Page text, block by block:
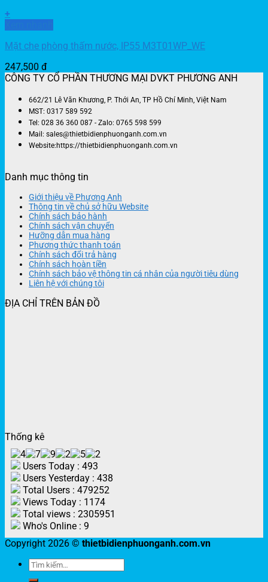
+
Mặt che phòng thấm nước, IP55 M3T01WP_WE
247,500 đ
CÔNG TY CỔ PHẦN THƯƠNG MẠI DVKT PHƯƠNG ANH
662/21 Lê Văn Khương, P. Thới An, TP Hồ Chí Minh, Việt Nam
MST: 0317 589 592
Tel: 028 36 360 087 - Zalo: 0765 598 599
Mail: sales@thietbidienphuonganh.com.vn
Website:https://thietbidienphuonganh.com.vn
Danh mục thông tin
Giới thiệu về Phương Anh
Thông tin về chủ sở hữu Website
Chính sách bảo hành
Chính sách vận chuyển
Hưỡng dẫn mua hàng
Phương thức thanh toán
Chính sách đổi trả hàng
Chính sách hoàn tiền
Chính sách bảo vệ thông tin cá nhân của người tiêu dùng
Liên hệ với chúng tôi
ĐỊA CHỈ TRÊN BẢN ĐỒ
Thống kê
Users Today : 493
Users Yesterday : 438
Total Users : 479252
Views Today : 1174
Total views : 2305951
Who's Online : 9
Copyright 2026 © thietbidienphuonganh.com.vn